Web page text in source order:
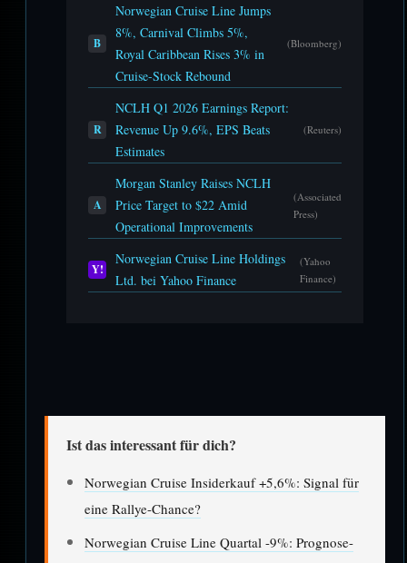
B
Norwegian Cruise Line Jumps
8%, Carnival Climbs 5%,
Royal Caribbean Rises 3% in
Cruise-Stock Rebound
(Bloomberg)
R
NCLH Q1 2026 Earnings Report:
Revenue Up 9.6%, EPS Beats
Estimates
(Reuters)
A
Morgan Stanley Raises NCLH
Price Target to $22 Amid
Operational Improvements
(Associated
Press)
Y!
Norwegian Cruise Line Holdings
Ltd. bei Yahoo Finance
(Yahoo
Finance)
Ist das interessant für dich?
Norwegian Cruise Insiderkauf +5,6%: Signal für
eine Rallye-Chance?
Norwegian Cruise Line Quartal -9%: Prognose-